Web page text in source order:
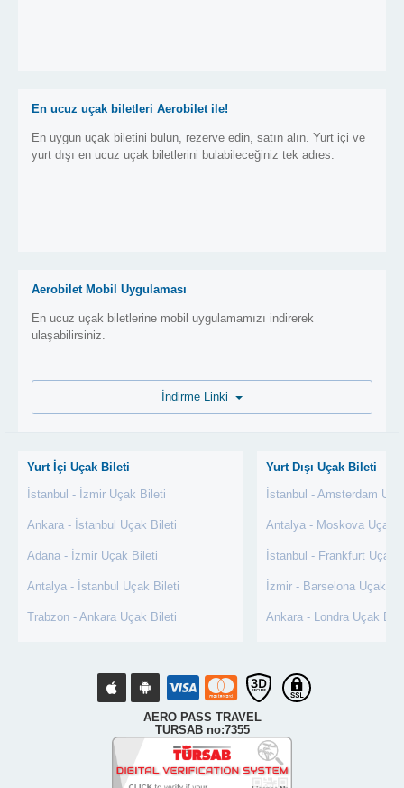
En ucuz uçak biletleri Aerobilet ile!
En uygun uçak biletini bulun, rezerve edin, satın alın. Yurt içi ve
yurt dışı en ucuz uçak biletlerini bulabileceğiniz tek adres.
Aerobilet Mobil Uygulaması
En ucuz uçak biletlerine mobil uygulamamızı indirerek
ulaşabilirsiniz.
Yurt İçi Uçak Bileti
İstanbul - İzmir Uçak Bileti
Ankara - İstanbul Uçak Bileti
Adana - İzmir Uçak Bileti
Antalya - İstanbul Uçak Bileti
Trabzon - Ankara Uçak Bileti
Yurt Dışı Uçak Bileti
İstanbul - Amsterdam
Antalya - Moskova Uçak
İstanbul - Frankfurt Uçak
İzmir - Barselona Uçak
Ankara - Londra Uçak
AERO PASS TRAVEL
TURSAB no:7355